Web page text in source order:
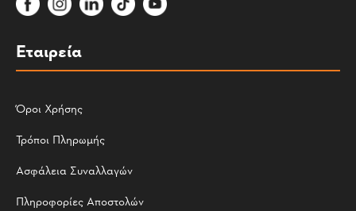
Εταιρεία
Όροι Χρήσης
Τρόποι Πληρωμής
Ασφάλεια Συναλλαγών
Πληροφορίες Αποστολών